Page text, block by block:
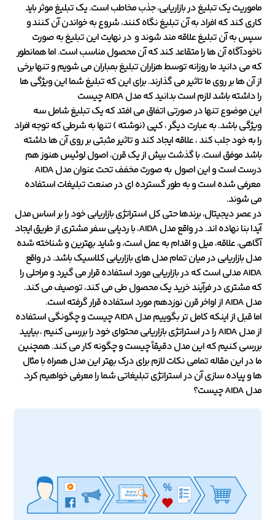
ماموریت یک تبلیغ در بازاریابی، جذب مخاطب است. یک تبلیغ موثر باید
کاری کند که افراد به آن تبلیغ نگاه کنند، شروع به خواندن آن کنند و
سپس به آن تبلیغ علاقه مند شوند و در نهایت این تبلیغ به صورت
ناخودآگاه آن ها را متقاعد کند که آن محصول مناسب است. اما همانطور
که می دانید ما روزانه توسط هزاران تبلیغ بمباران می شویم و تنها برخی
از آن ها بر روی ما تاثیر می گذارند. برای این که تبلیغ شما این ویژگی ها
را داشته باشد لازم است بدانید که مدل AIDA چیست
این موضوع تنها در صورتی اتفاق می افتد که یک تبلیغ شامل سه
ویژگی باشد. به عبارت دیگر ، کپی (نوشته ) تنها به شرطی که توجه افراد
را به خود جلب کند ، علاقه ایجاد کند و تاثیر مثبتی بر روی آن ها داشته
باشد موفق است. با گذشت بیش از یک قرن، اصول لوئیس هنوز هم
درست است و این اصول به صورت مخفف تحت عنوان مدل AIDA
معرفی شده است و به طور گسترده ای در صنعت تبلیغات استفاده
می شوند.
در عصر دیجیتال، برندها حتی کل استراتژی بازاریابی خود را بر اساس مدل
آیدا بنا نهاده اند. در واقع مدل AIDA، با ردیابی سفر مشتری از طریق ایجاد
آگاهی، علاقه، میل و اقدام به عمل است، و شاید بهترین و شناخته شده
مدل بازاریابی در میان تمام مدل های بازاریابی کلاسیک باشد. در واقع
AIDA مدلی است که در بازاریابی مورد استفاده قرار می گیرد و مراحلی را
که مشتری در فرآیند خرید یک محصول طی می کند، توصیف می کند.
مدل AIDA از اواخر قرن نوزدهم مورد استفاده قرار گرفته است.
اما قبل از اینکه کامل تر بگوییم مدل AIDA چیست و چگونگی استفاده
از مدل AIDA را در استراتژی بازاریابی محتوای خود را بررسی کنیم ، بیایید
بررسی کنیم که این مدل دقیقاً چیست و چگونه کار می کند. همچنین
ما در این مقاله تمامی نکات لازم برای درک بهتر این مدل همراه با مثال
ها و پیاده سازی آن در استراتژی تبلیغاتی شما را معرفی خواهیم کرد.
مدل
چیست؟